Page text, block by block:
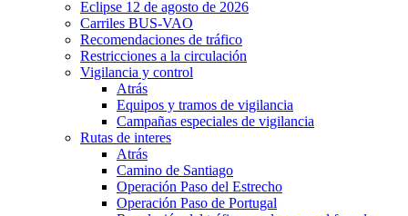
Eclipse 12 de agosto de 2026
Carriles BUS-VAO
Recomendaciones de tráfico
Restricciones a la circulación
Vigilancia y control
Atrás
Equipos y tramos de vigilancia
Campañas especiales de vigilancia
Rutas de interes
Atrás
Camino de Santiago
Operación Paso del Estrecho
Operación Paso de Portugal